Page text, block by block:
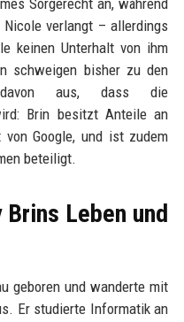
Sorgerecht an, während
verlangt – allerdings
keinen Unterhalt von ihm
schweigen bisher zu den
aus, dass die
Brin besitzt Anteile an
Google, und ist zudem
beteiligt.
Leben und
geboren und wanderte mit
Er studierte Informatik an